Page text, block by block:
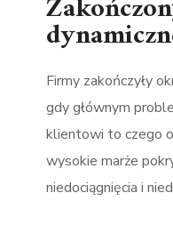
Firmy zakończyły
gdy głównym
klientowi to czego
wysokie marże
niedociągnięcia i